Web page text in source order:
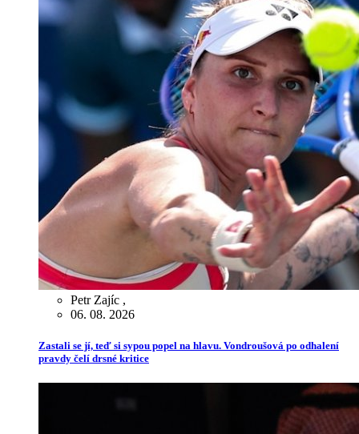
Petr Zajíc ,
06. 08. 2026
Zastali se jí, teď si sypou popel na hlavu. Vondroušová po odhalení
pravdy čelí drsné kritice